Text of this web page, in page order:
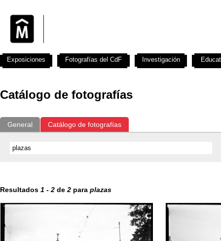
Catálogo de fotografías
General Catálogo de fotografías
Resultados 1 - 2 de 2 para plazas
Exposiciones Fotografías del CdF Investigación